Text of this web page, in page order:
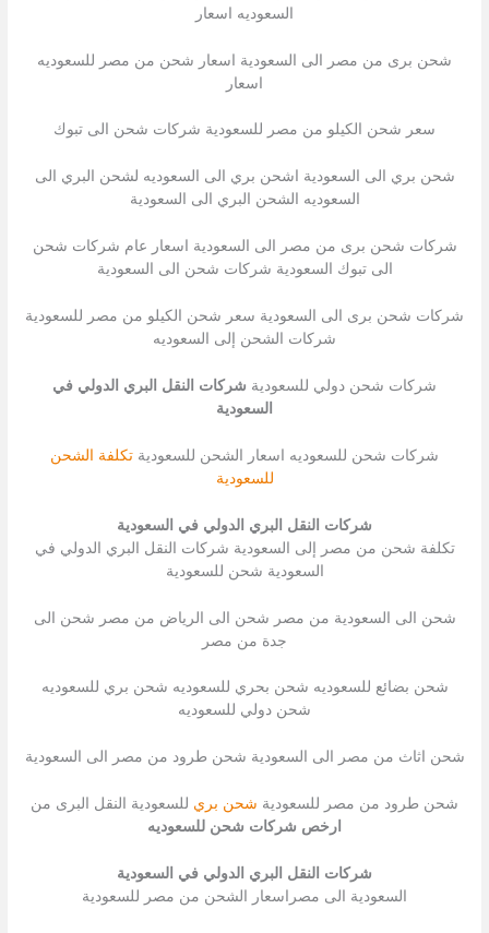
السعوديه اسعار
شحن برى من مصر الى السعودية اسعار شحن من مصر للسعوديه
اسعار
سعر شحن الكيلو من مصر للسعودية شركات شحن الى تبوك
شحن بري الى السعودية اشحن بري الى السعوديه لشحن البري الى
السعوديه الشحن البري الى السعودية
شركات شحن برى من مصر الى السعودية اسعار عام شركات شحن
الى تبوك السعودية شركات شحن الى السعودية
شركات شحن برى الى السعودية سعر شحن الكيلو من مصر للسعودية
شركات الشحن إلى السعوديه
شركات شحن دولي للسعودية شركات النقل البري الدولي في
السعودية
شركات شحن للسعوديه اسعار الشحن للسعودية تكلفة الشحن
للسعودية
شركات النقل البري الدولي في السعودية
تكلفة شحن من مصر إلى السعودية شركات النقل البري الدولي في
السعودية شحن للسعودية
شحن الى السعودية من مصر شحن الى الرياض من مصر شحن الى
جدة من مصر
شحن بضائع للسعوديه شحن بحري للسعوديه شحن بري للسعوديه
شحن دولي للسعوديه
شحن اثاث من مصر الى السعودية شحن طرود من مصر الى السعودية
شحن طرود من مصر للسعودية شحن بري للسعودية النقل البرى من
ارخص شركات شحن للسعوديه
شركات النقل البري الدولي في السعودية
السعودية الى مصراسعار الشحن من مصر للسعودية